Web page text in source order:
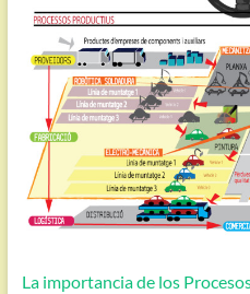
La importancia de los